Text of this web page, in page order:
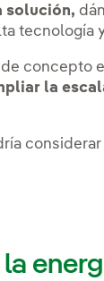
solución,
tecnología
concepto
la